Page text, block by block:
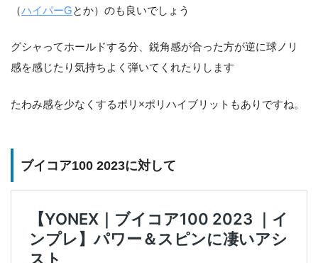
（ハイパーGとか）のも良いでしょう
グシャってホールドする分、鋭角感が合った方が逆に球ノリ
感を感じたり気持ちよく弾いてくれたりします
たわみ感を少なくするポリ×ポリハイブリットもありですね。
ブイコア100 2023に対して